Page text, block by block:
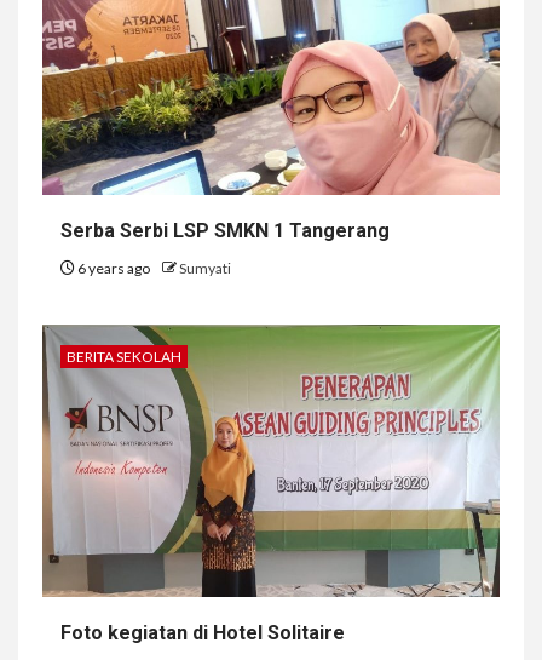
Serba Serbi LSP SMKN 1 Tangerang
6 years ago Sumyati
BERITA SEKOLAH
Foto kegiatan di Hotel Solitaire